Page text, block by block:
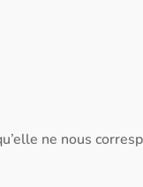
ne nous